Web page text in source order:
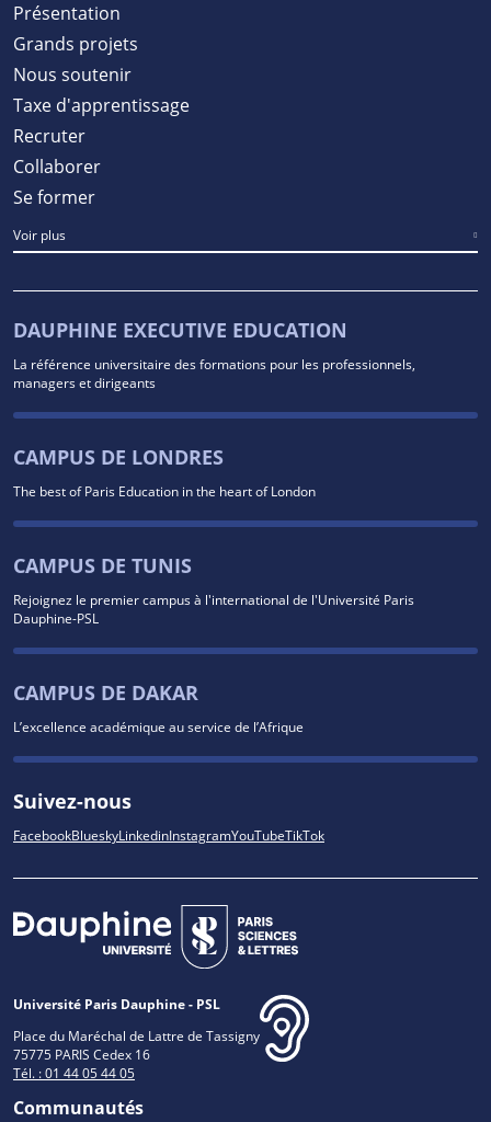
Présentation
Grands projets
Nous soutenir
Taxe d'apprentissage
Recruter
Collaborer
Se former
Voir plus
DAUPHINE EXECUTIVE EDUCATION
La référence universitaire des formations pour les professionnels,
managers et dirigeants
CAMPUS DE LONDRES
The best of Paris Education in the heart of London
CAMPUS DE TUNIS
Rejoignez le premier campus à l'international de l'Université Paris
Dauphine-PSL
CAMPUS DE DAKAR
L’excellence académique au service de l’Afrique
Suivez-nous
FacebookBlueskyLinkedinInstagramYouTubeTikTok
Université Paris Dauphine - PSL
Place du Maréchal de Lattre de Tassigny
75775 PARIS Cedex 16
Tél. : 01 44 05 44 05
Communautés